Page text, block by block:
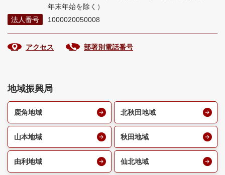
年末年始を除く）
法人番号
1000020050008
アクセス 部署別電話番号
地域振興局
鹿角地域 北秋田地域
山本地域 秋田地域
由利地域 仙北地域